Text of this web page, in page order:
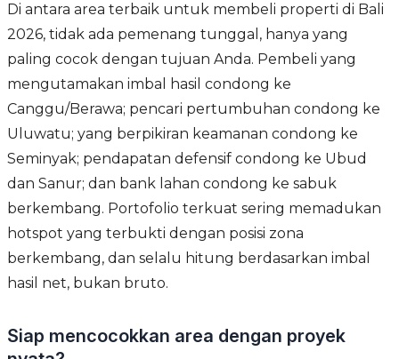
Di antara area terbaik untuk membeli properti di Bali
2026, tidak ada pemenang tunggal, hanya yang
paling cocok dengan tujuan Anda. Pembeli yang
mengutamakan imbal hasil condong ke
Canggu/Berawa; pencari pertumbuhan condong ke
Uluwatu; yang berpikiran keamanan condong ke
Seminyak; pendapatan defensif condong ke Ubud
dan Sanur; dan bank lahan condong ke sabuk
berkembang. Portofolio terkuat sering memadukan
hotspot yang terbukti dengan posisi zona
berkembang, dan selalu hitung berdasarkan imbal
hasil net, bukan bruto.
Siap mencocokkan area dengan proyek